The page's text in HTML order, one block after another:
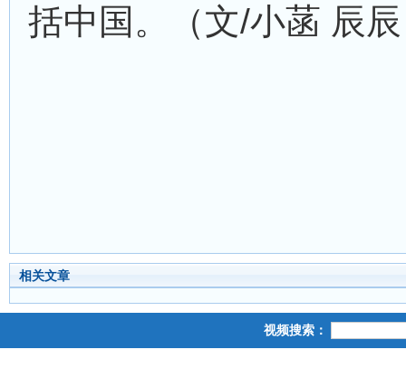
括中国。（文/小菡 辰
相关文章
视频搜索：